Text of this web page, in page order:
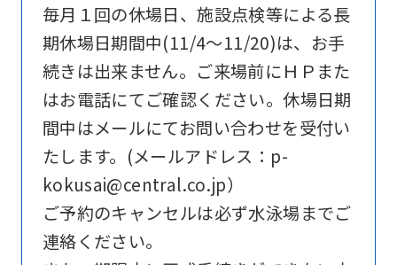
毎月１回の休場日、施設点検等による長
期休場日期間中(11/4～11/20)は、お手
続きは出来ません。ご来場前にＨＰまた
はお電話にてご確認ください。休場日期
間中はメールにてお問い合わせを受付い
たします。(メールアドレス：p-
kokusai@central.co.jp）
ご予約のキャンセルは必ず水泳場までご
連絡ください。
return
to
the
top
page.
However,
if
you